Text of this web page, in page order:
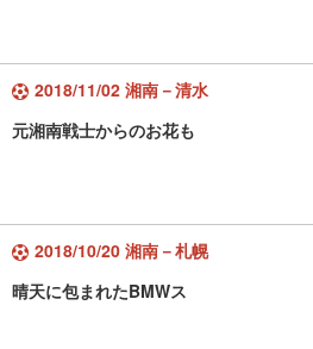
2018/11/02 湘南－清水
元湘南戦士からのお花も
2018/10/20 湘南－札幌
晴天に包まれたBMWス